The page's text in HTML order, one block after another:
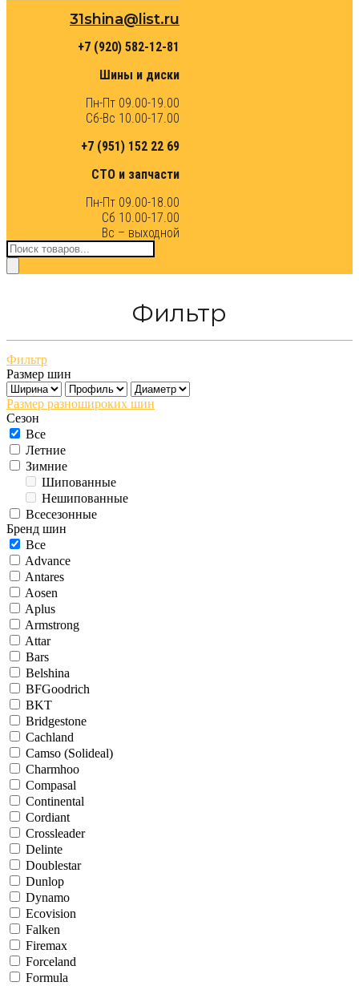
31shina@list.ru
+7 (920) 582-12-81
Шины и диски
Пн-Пт 09.00-19.00
Сб-Вс 10.00-17.00
+7 (951) 152 22 69
СТО и запчасти
Пн-Пт 09.00-18.00
Сб 10.00-17.00
Вс – выходной
Поиск
товаров
Фильтр
Фильтр
Размер шин
Размер разношироких шин
Сезон
Все
Летние
Зимние
Шипованные
Нешипованные
Всесезонные
Бренд шин
Все
Advance
Antares
Aosen
Aplus
Armstrong
Attar
Bars
Belshina
BFGoodrich
BKT
Bridgestone
Cachland
Camso (Solideal)
Charmhoo
Compasal
Continental
Cordiant
Crossleader
Delinte
Doublestar
Dunlop
Dynamo
Ecovision
Falken
Firemax
Forceland
Formula